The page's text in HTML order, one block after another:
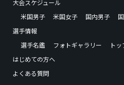
大会スケジュール
米国男子
米国女子 国内男子
選手情報
選手名鑑
フォトギャラリー
ト
はじめての方へ
よくある質問